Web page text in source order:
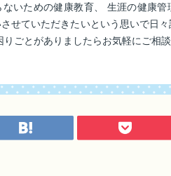
いための健康教育、 生涯の健康管
せていただきたいという思いで日
ごとがありましたらお気軽にご相談